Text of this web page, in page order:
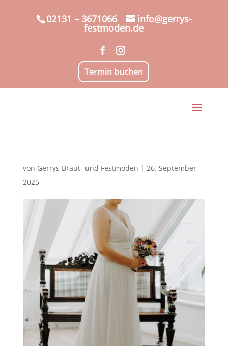
02131 – 3671066 info@gerrys-
festmoden.de
Termin buchen
von Gerrys Braut- und Festmoden | 26. September
2025